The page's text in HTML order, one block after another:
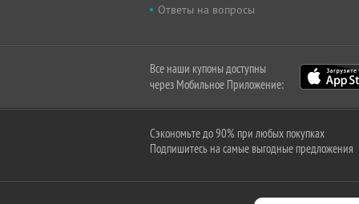
Ответы на вопросы
Все наши купоны доступны
через Мобильное Приложение:
Сэкономьте до 90% при любых покупках
Подпишитесь на самые выгодные предложения